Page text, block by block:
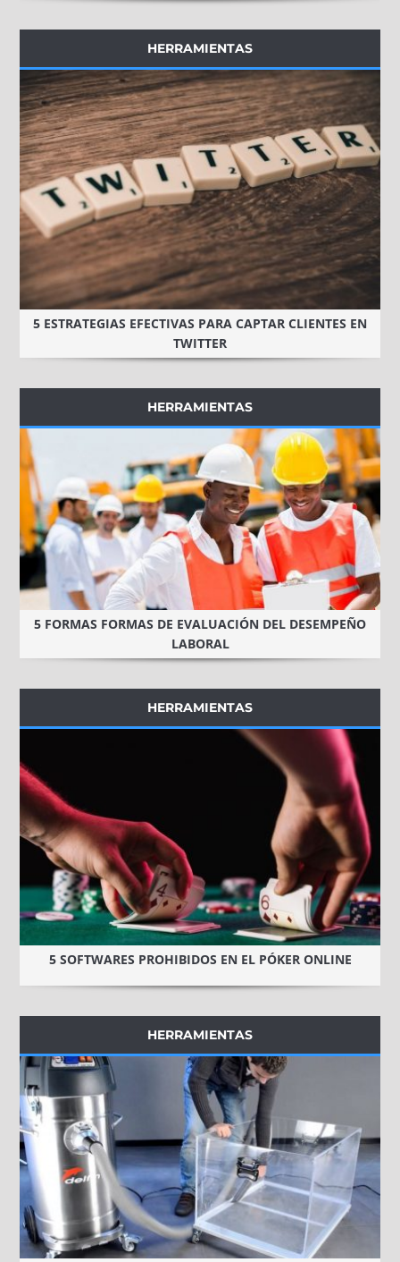
HERRAMIENTAS
5 ESTRATEGIAS EFECTIVAS PARA CAPTAR CLIENTES EN
TWITTER
HERRAMIENTAS
5 FORMAS FORMAS DE EVALUACIÓN DEL DESEMPEÑO
LABORAL
HERRAMIENTAS
5 SOFTWARES PROHIBIDOS EN EL PÓKER ONLINE
HERRAMIENTAS